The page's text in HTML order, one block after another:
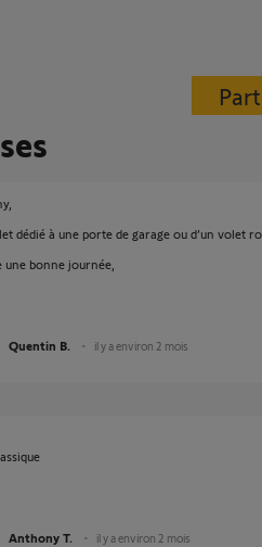
dédié à une porte de garage ou d’un volet
une bonne journée,
Quentin B. il y a environ 2 mois
Anthony T. il y a environ 2 mois